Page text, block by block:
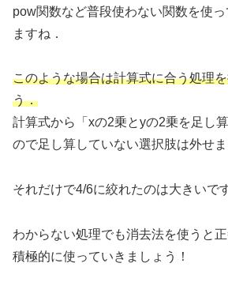
pow関数など普段使わない関数を使
ますね．
このような場合は計算式に合う処理
う．
計算式から「xの2乗とyの2乗を足し
ので足し算していない選択肢は外せま
それだけで4/6に絞れたのは大きいで
わからない処理でも消去法を使うと
積極的に使っていきましょう！